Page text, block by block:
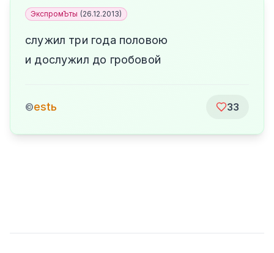
ЭкспромЪты (26.12.2013)
служил три года половою
и дослужил до гробовой
©estь 33